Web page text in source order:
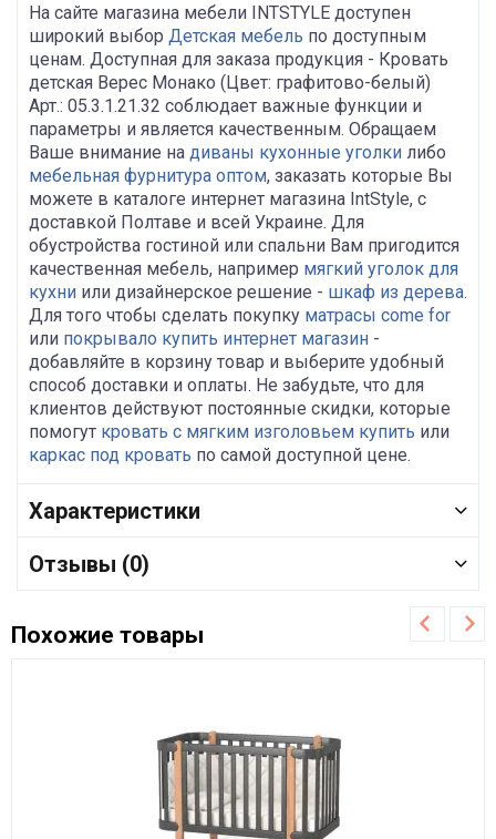
На сайте магазина мебели INTSTYLE доступен
широкий выбор Детская мебель по доступным
ценам. Доступная для заказа продукция - Кровать
детская Верес Монако (Цвет: графитово-белый)
Арт.: 05.3.1.21.32 соблюдает важные функции и
параметры и является качественным. Обращаем
Ваше внимание на диваны кухонные уголки либо
мебельная фурнитура оптом, заказать которые Вы
можете в каталоге интернет магазина IntStyle, с
доставкой Полтаве и всей Украине. Для
обустройства гостиной или спальни Вам пригодится
качественная мебель, например мягкий уголок для
кухни или дизайнерское решение - шкаф из дерева.
Для того чтобы сделать покупку матрасы come for
или покрывало купить интернет магазин -
добавляйте в корзину товар и выберите удобный
способ доставки и оплаты. Не забудьте, что для
клиентов действуют постоянные скидки, которые
помогут кровать с мягким изголовьем купить или
каркас под кровать по самой доступной цене.
Характеристики
Отзывы (0)
Похожие товары